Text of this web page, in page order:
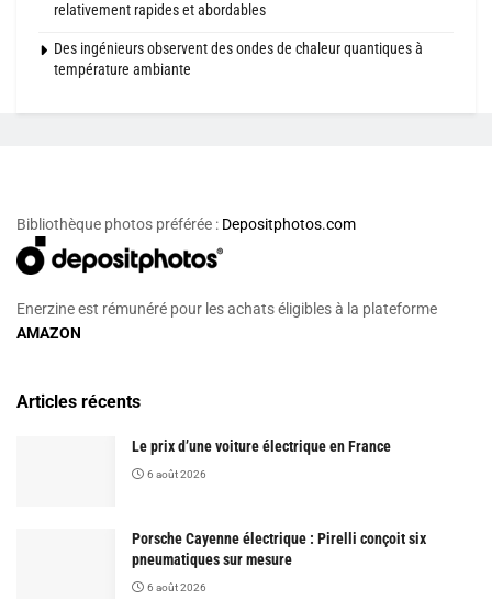
relativement rapides et abordables
Des ingénieurs observent des ondes de chaleur quantiques à
température ambiante
Bibliothèque photos préférée : Depositphotos.com
Enerzine est rémunéré pour les achats éligibles à la plateforme
AMAZON
Articles récents
Le prix d’une voiture électrique en France
6 août 2026
Porsche Cayenne électrique : Pirelli conçoit six
pneumatiques sur mesure
6 août 2026